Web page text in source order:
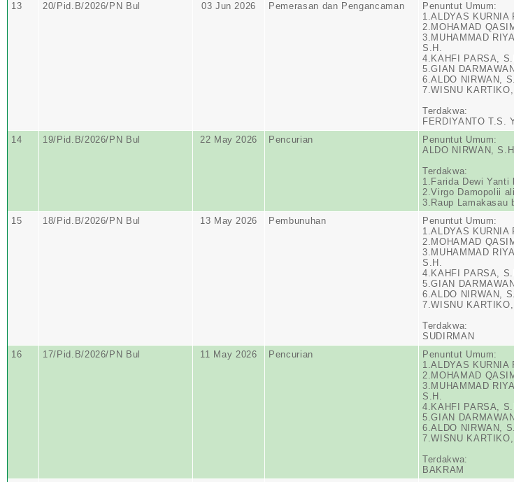
13 20/Pid.B/2026/PN Bul 03 Jun 2026 Pemerasan dan Pengancaman
Penuntut Umum:
1.ALDYAS KURNIA
2.MOHAMAD
3.MUHAMMAD
S.H.
4.KAHFI PARSA,
5.GIAN
6.ALDO NIRWAN,
7.WISNU
Terdakwa:
FERDIYANTO T.S.
14 19/Pid.B/2026/PN Bul 22 May 2026 Pencurian
Penuntut Umum:
ALDO NIRWAN, S.H
Terdakwa:
1.Farida Dewi Yanti
2.Virgo Damopolii
3.Raup Lamakasau
15 18/Pid.B/2026/PN Bul 13 May 2026 Pembunuhan
Penuntut Umum:
1.ALDYAS KURNIA
2.MOHAMAD
3.MUHAMMAD
S.H.
4.KAHFI PARSA,
5.GIAN
6.ALDO NIRWAN,
7.WISNU
Terdakwa:
SUDIRMAN
16 17/Pid.B/2026/PN Bul 11 May 2026 Pencurian
Penuntut Umum:
1.ALDYAS KURNIA
2.MOHAMAD
3.MUHAMMAD
S.H.
4.KAHFI PARSA,
5.GIAN
6.ALDO NIRWAN,
7.WISNU
Terdakwa:
BAKRAM